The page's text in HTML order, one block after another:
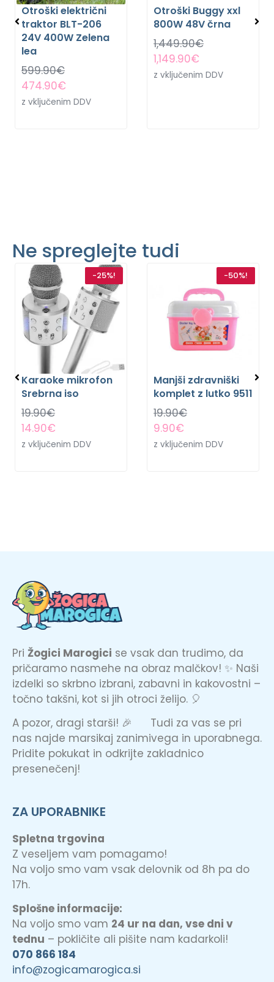
Otroški električni
traktor BLT-206
24V 400W Zelena
lea
599.90€
474.90€
z vključenim DDV
Otroški Buggy xxl
800W 48V črna
1,449.90€
1,149.90€
z vključenim DDV
Ne spreglejte tudi
-25%!
Karaoke mikrofon
Srebrna iso
19.90€
14.90€
z vključenim DDV
-50%!
Manjši zdravniški
komplet z lutko 9511
19.90€
9.90€
z vključenim DDV
Pri Žogici Marogici se vsak dan trudimo, da
pričaramo nasmehe na obraz malčkov! ✨ Naši
izdelki so skrbno izbrani, zabavni in kakovostni –
točno takšni, kot si jih otroci želijo. 🎈
A pozor, dragi starši! 🎉 Tudi za vas se pri
nas najde marsikaj zanimivega in uporabnega.
Pridite pokukat in odkrijte zakladnico
presenečenj!
ZA UPORABNIKE
Spletna trgovina
Z veseljem vam pomagamo!
Na voljo smo vam vsak delovnik od 8h pa do
17h.
Splošne informacije:
Na voljo smo vam 24 ur na dan, vse dni v
tednu – pokličite ali pišite nam kadarkoli!
070 866 184
info@zogicamarogica.si